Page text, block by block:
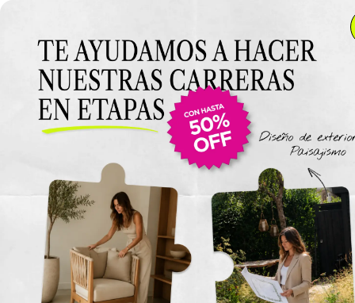
Anterior Clase
Introducción